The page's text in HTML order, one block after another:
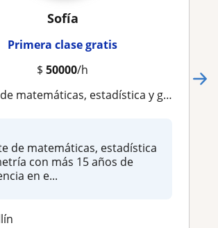
Sofía
Primera clase gratis
$ 50000/h
estadística y geometría con más 15 años de experiencia en estudiantes de primaria, secundaria
de matemáticas, estadística
con más 15 años de
en e...